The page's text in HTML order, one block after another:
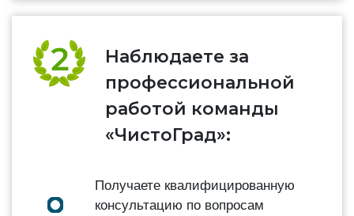
Наблюдаете за
профессиональной
работой команды
«ЧистоГрад»:
Получаете квалифицированную
консультацию по вопросам